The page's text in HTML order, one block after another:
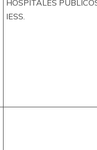
HOSPITALES
IESS.